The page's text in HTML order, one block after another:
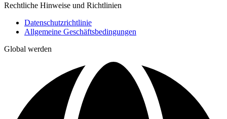
Rechtliche Hinweise und Richtlinien
Datenschutzrichtlinie
Allgemeine Geschäftsbedingungen
Global werden